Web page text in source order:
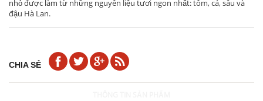
nhỏ được làm từ những nguyên liệu tươi ngon nhất: tôm, cá, sâu và
đậu Hà Lan.
CHIA SẺ